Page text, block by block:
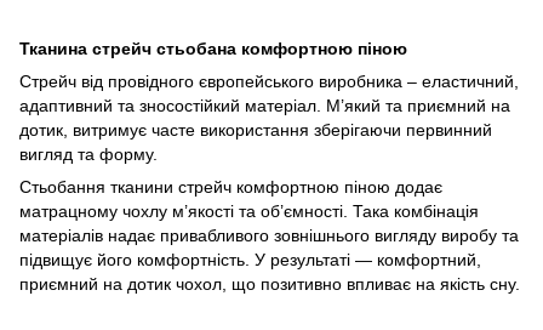
Тканина стрейч стьобана комфортною піною
Стрейч від провідного європейського виробника – еластичний,
адаптивний та зносостійкий матеріал. М’який та приємний на
дотик, витримує часте використання зберігаючи первинний
вигляд та форму.
Стьобання тканини стрейч комфортною піною додає
матрацному чохлу м’якості та об’ємності. Така комбінація
матеріалів надає привабливого зовнішнього вигляду виробу та
підвищує його комфортність. У результаті — комфортний,
приємний на дотик чохол, що позитивно впливає на якість сну.